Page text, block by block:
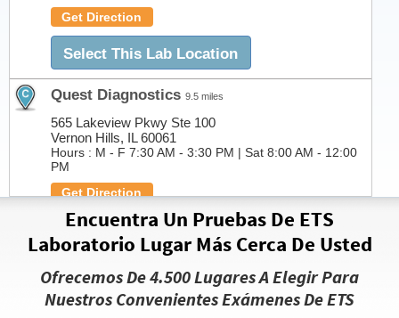
Get Direction
Select This Lab Location
Quest Diagnostics 9.5 miles
565 Lakeview Pkwy Ste 100
Vernon Hills, IL 60061
Hours : M - F 7:30 AM - 3:30 PM | Sat 8:00 AM - 12:00
PM
Get Direction
Select This Lab Location
Quest Diagnostics 13.7 miles
1450 Busch Pkwy
Encuentra Un Pruebas De ETS
Laboratorio Lugar Más Cerca De Usted
Ofrecemos De 4.500 Lugares A Elegir Para
Nuestros Convenientes Exámenes De ETS